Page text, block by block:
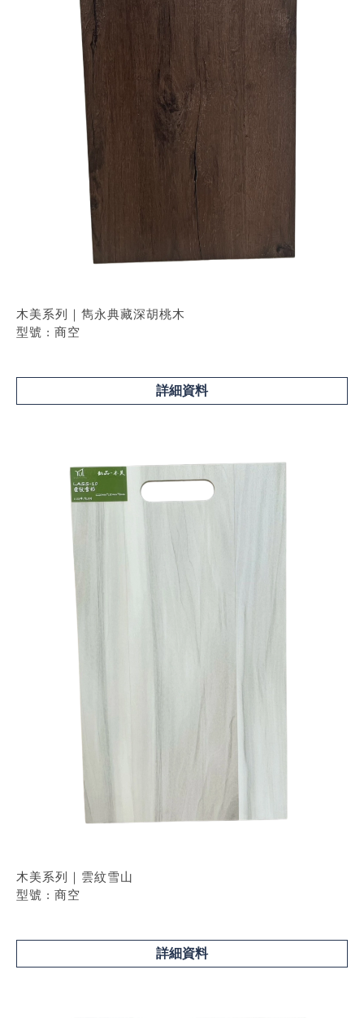
木美系列｜雋永典藏深胡桃木
型號 : 商空
詳細資料
木美系列｜雲紋雪山
型號 : 商空
詳細資料